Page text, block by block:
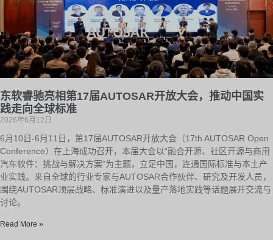
东软睿驰亮相第17届AUTOSAR开放大会，推动中国实
践走向全球标准
2026年6月12日
6月10日-6月11日，第17届AUTOSAR开放大会（17th AUTOSAR Open
Conference）在上海成功召开，本届大会以“融合开源、社区开源与商用
汽车软件：挑战与解决方案”为主题，立足中国，连通国际标准与本土产
业实践。来自全球的行业专家与AUTOSAR合作伙伴、研究及开发人员，
围绕AUTOSAR顶层战略、标准演进以及量产落地实践等话题展开交流与
讨论。
Read More »